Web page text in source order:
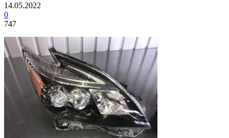
14.05.2022
0
747